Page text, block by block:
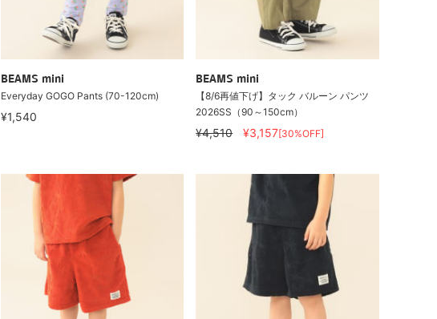
BEAMS mini
Everyday GOGO Pants (70-120cm)
¥1,540
BEAMS mini
【8/6再値下げ】タック バルーン パンツ
2026SS（90～150cm）
¥4,510 ¥3,157[30%OFF]